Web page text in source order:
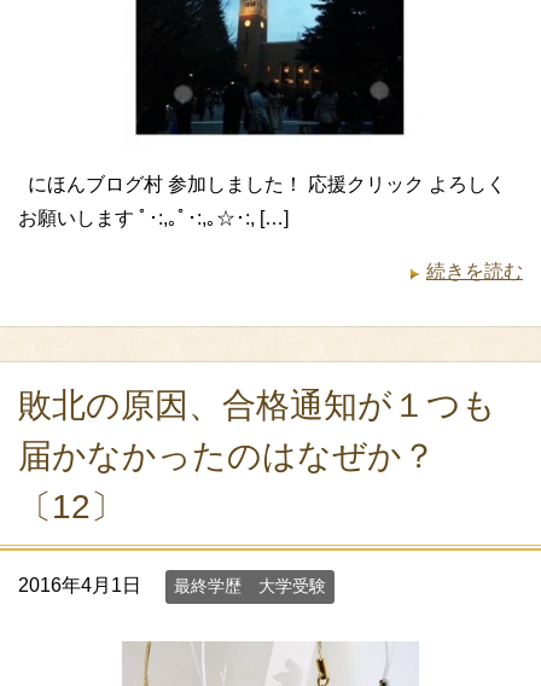
にほんブログ村 参加しました！ 応援クリック よろしく
お願いします ﾟ･:,｡ﾟ･:,｡☆･:, […]
続きを読む
敗北の原因、合格通知が１つも
届かなかったのはなぜか？
〔12〕
2016年4月1日 最終学歴 大学受験